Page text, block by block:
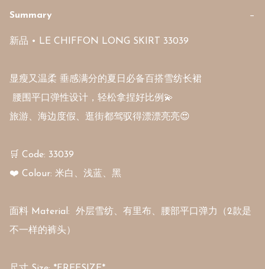
Summary −
新品 • LE CHIFFON LONG SKIRT 33039
显瘦又温柔 垂感满分的夏日必备百搭雪纺长裙
旅游、海边度假、逛街都驾驭得漂漂亮亮😍
🛒 Code: 33039
❤️ Colour: 米白、浅蓝、黑
面料 Material:  外层雪纺、有里布、腰部平口弹力（2款是
不一样的裤头）